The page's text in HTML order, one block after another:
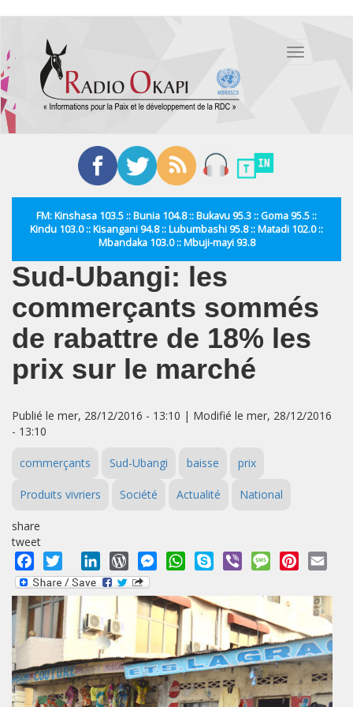
contenu
principal
Toggle
FM: Kinshasa 103.5 :: Bunia 104.8 :: Bukavu 95.3 :: Goma 95.5 ::
Kindu 103.0 :: Kisangani 94.8 :: Lubumbashi 95.8 :: Matadi 102.0 ::
Mbandaka 103.0 :: Mbuji-mayi 93.8
Sud-Ubangi: les
commerçants sommés
de rabattre de 18% les
prix sur le marché
Publié le mer, 28/12/2016 - 13:10 | Modifié le mer, 28/12/2016
- 13:10
commerçants Sud-Ubangi baisse prix
Produits vivriers Société Actualité National
share
tweet
Facebook
Twitter LinkedInWordPressMessengerWhatsApp
Skype Viber MessagePinterest